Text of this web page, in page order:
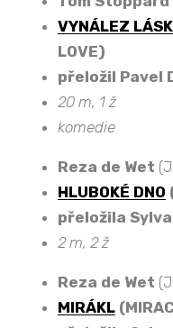
VYNÁLEZ
LOVE)
přeložil Pavel
20 m, 1 ž
komedie
Reza de Wet
HLUBOKÉ DNO
přeložila
2 m, 2 ž
Reza de Wet
MIRÁKL